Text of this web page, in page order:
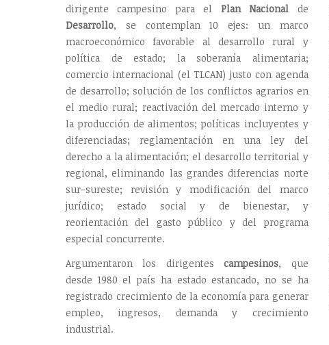
dirigente campesino para el Plan Nacional de
Desarrollo, se contemplan 10 ejes: un marco
macroeconómico favorable al desarrollo rural y
política de estado; la soberanía alimentaria;
comercio internacional (el TLCAN) justo con agenda
de desarrollo; solución de los conflictos agrarios en
el medio rural; reactivación del mercado interno y
la producción de alimentos; políticas incluyentes y
diferenciadas; reglamentación en una ley del
derecho a la alimentación; el desarrollo territorial y
regional, eliminando las grandes diferencias norte
sur-sureste; revisión y modificación del marco
jurídico; estado social y de bienestar, y
reorientación del gasto público y del programa
especial concurrente.
Argumentaron los dirigentescampesinos, que
desde 1980 el país ha estado estancado, no se ha
registrado crecimiento de la economía para generar
empleo, ingresos, demanda y crecimiento
industrial.